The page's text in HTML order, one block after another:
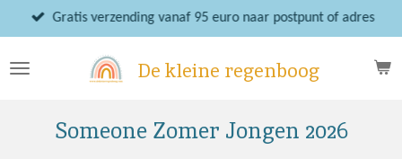
direct
naar
De kleine regenboog
Gratis verzending vanaf 95 euro naar postpunt of adres
Someone Zomer Jongen 2026